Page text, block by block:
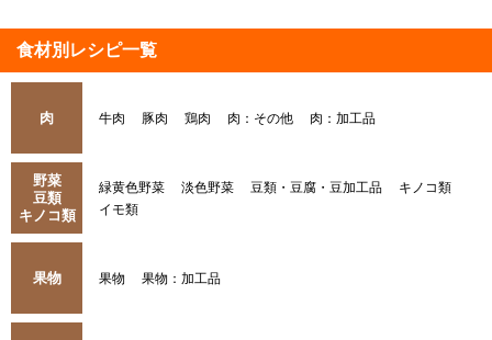
食材別レシピ一覧
肉 牛肉 豚肉 鶏肉 肉：その他 肉：加工品
野菜
豆類
キノコ類
緑黄色野菜 淡色野菜 豆類・豆腐・豆加工品
キノコ類
イモ類
果物 果物 果物：加工品